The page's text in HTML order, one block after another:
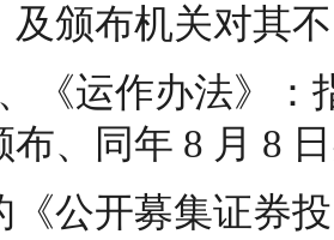
及颁布机关对其
布、同年 8 月 8
《公开募集证券